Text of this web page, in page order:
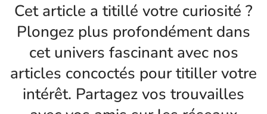
Cet article a titillé votre curiosité ?
Plongez plus profondément dans
cet univers fascinant avec nos
articles concoctés pour titiller votre
intérêt. Partagez vos trouvailles